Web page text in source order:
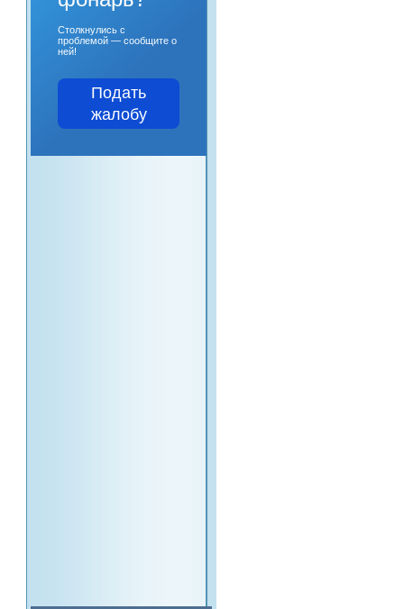
Столкнулись с
проблемой — сообщите о
ней!
Подать
жалобу